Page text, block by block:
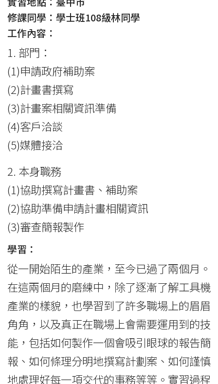
修課同學：學士班108級林同學
工作內容：
1. 部門：
(1)申請政府補助案
(2)計畫書撰寫
(3)計畫案相關資訊準備
(4)客戶洽談
(5)媒體接洽
2. 本身職務
(1)協助撰寫計畫書、補助案
(2)協助準備申請計畫相關資訊
(3)審查簡報製作
學習：
從一開始陌生的產業，至今已過了兩個月。
在這兩個月的磨練中，除了逐漸了解工具機
產業的樣貌，也學習到了許多職場上的眉眉
角角，以及真正在職場上會需要運用到的技
能，包括如何製作一個會吸引眼球的報告簡
報、如何條理分明地撰寫計劃案、如何謹慎
地處理好每一項交代的事務等等。實習過程